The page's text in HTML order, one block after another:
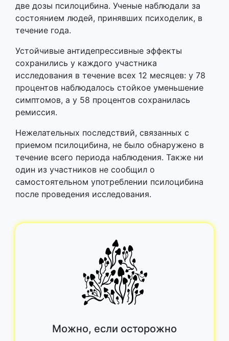
две дозы псилоцибина. Ученые наблюдали за
состоянием людей, принявших психоделик, в
течение года.
Устойчивые антидепрессивные эффекты
сохранились у каждого участника
исследования в течение всех 12 месяцев: у 78
процентов наблюдалось стойкое уменьшение
симптомов, а у 58 процентов сохранилась
ремиссия.
Нежелательных последствий, связанных с
приемом псилоцибина, не было обнаружено в
течение всего периода наблюдения. Также ни
один из участников не сообщил о
самостоятельном употреблении псилоцибина
после проведения исследования.
Можно, если осторожно